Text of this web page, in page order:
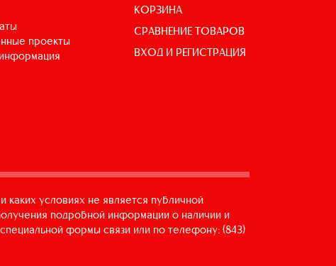
проекты
КОРЗИНА
СРАВНЕНИЕ ТОВАРОВ
ВХОД И РЕГИСТРАЦИЯ
условиях не является публичной
подробной информации о наличии и
формы связи или по телефону: (843)